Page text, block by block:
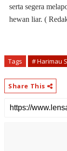
serta segera
hewan liar. (
Tags # Harimau
Share This